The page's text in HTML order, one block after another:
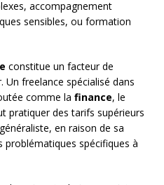
accompagnement
sensibles, ou formation
constitue un facteur de
freelance spécialisé dans
comme la finance, le
pratiquer des tarifs supérieurs
en raison de sa
spécifiques à